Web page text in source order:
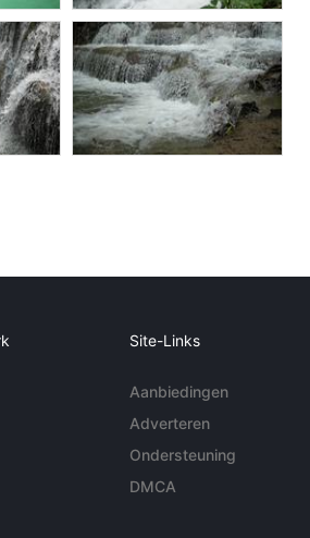
Site-Links
Aanbiedingen
Adverteren
Ondersteuning
DMCA